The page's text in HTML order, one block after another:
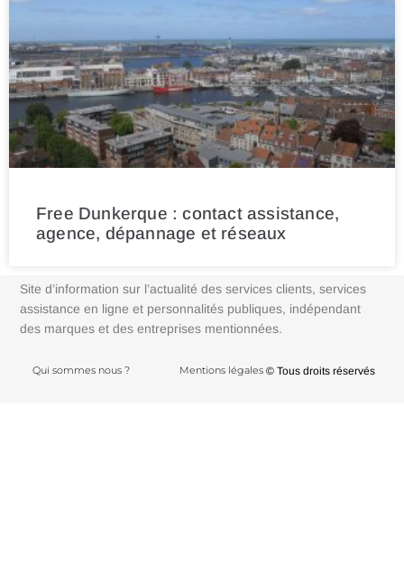
Free Dunkerque : contact assistance,
agence, dépannage et réseaux
Site d’information sur l’actualité des services clients, services
assistance en ligne et personnalités publiques, indépendant
des marques et des entreprises mentionnées.
Qui sommes nous ? Mentions légales © Tous droits réservés